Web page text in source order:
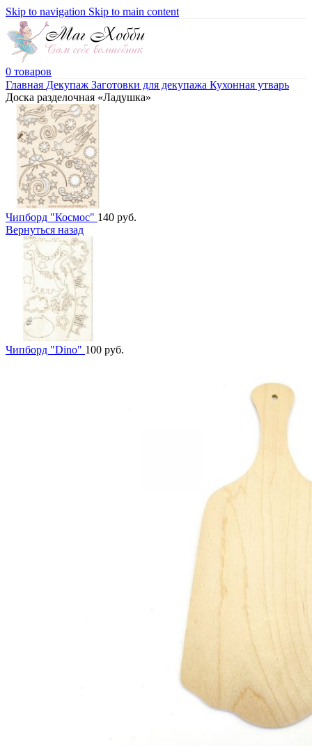
Skip to navigation Skip to main content
0 товаров
Главная Декупаж Заготовки для декупажа Кухонная утварь
Доска разделочная «Ладушка»
Чипборд "Космос" 140 руб.
Вернуться назад
Чипборд "Dino" 100 руб.